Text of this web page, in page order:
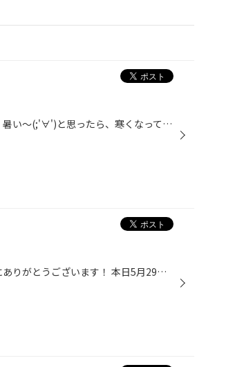
みなさまこんにちは(*'▽')！ タイヤ館弘前です！ 暑い～(;'∀')と思ったら、寒くなって “も～どっちに合わせて着るもの選べばいいの～;つД｀)！？” と着るもの難民になってる今日この頃。 みなさん、体調を崩さないようにお気を付けくださいね～。 さて、人も天候や気温に左右されてますが、 それは...
タイヤ館弘前のホームページをご覧いただき 誠にありがとうございます！ 本日5月29日(水)は定休日のためお休みになります。 作業予約やお問い合わせ等は翌30日(木)以降にお願い致します。 お手数をお掛け致して申し訳ございませんが ご理解とご協力のほどよろしくお願い致します。